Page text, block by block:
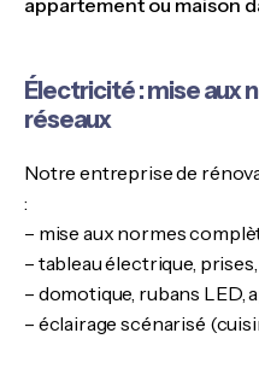
Électricité : mise aux
réseaux
Notre entreprise de
:
– mise aux normes
– tableau électrique,
– domotique, rubans LED,
– éclairage scénarisé